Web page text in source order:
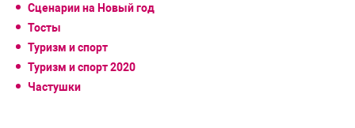
Сценарии на Новый год
Тосты
Туризм и спорт
Туризм и спорт 2020
Частушки